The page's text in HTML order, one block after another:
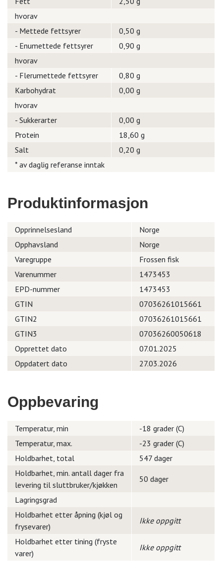
hvorav
- Mettede fettsyrer
0,50 g
- Enumettede fettsyrer
0,90 g
hvorav
- Flerumettede fettsyrer
0,80 g
Karbohydrat
0,00 g
hvorav
- Sukkerarter
0,00 g
Protein
18,60 g
Salt
0,20 g
* av daglig referanse inntak
Produktinformasjon
Opprinnelsesland
Norge
Opphavsland
Norge
Varegruppe
Frossen fisk
Varenummer
1473453
EPD-nummer
1473453
GTIN
07036261015661
GTIN2
07036261015661
GTIN3
07036260050618
Opprettet dato
07.01.2025
Oppdatert dato
27.03.2026
Oppbevaring
Temperatur, min
-18 grader (C)
Temperatur, max.
-23 grader (C)
Holdbarhet, total
547 dager
Holdbarhet, min. antall dager fra
levering til sluttbruker/kjøkken
50 dager
Lagringsgrad
Holdbarhet etter åpning (kjøl og
frysevarer)
Ikke oppgitt
Holdbarhet etter tining (fryste
varer)
Ikke oppgitt